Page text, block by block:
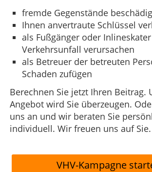
fremde Gegenstände
Ihnen anvertraute Schlüssel
als Fußgänger oder
Verkehrsunfall verursachen
als Betreuer der betreuten
Schaden zufügen
Berechnen Sie jetzt Ihren Beitrag.
Angebot wird Sie überzeugen.
uns an und wir beraten Sie
individuell. Wir freuen uns auf Sie.
VHV-Kampagne